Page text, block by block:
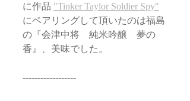
に作品 "Tinker Taylor Soldier Spy"
にペアリングして頂いたのは福島
の『会津中将　純米吟醸　夢の
香』、美味でした。
------------------